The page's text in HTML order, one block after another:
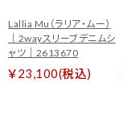
Lallia Mu（ラリア・ムー）
｜2wayスリーブデニムシ
ャツ｜2613670
￥23,100(税込)